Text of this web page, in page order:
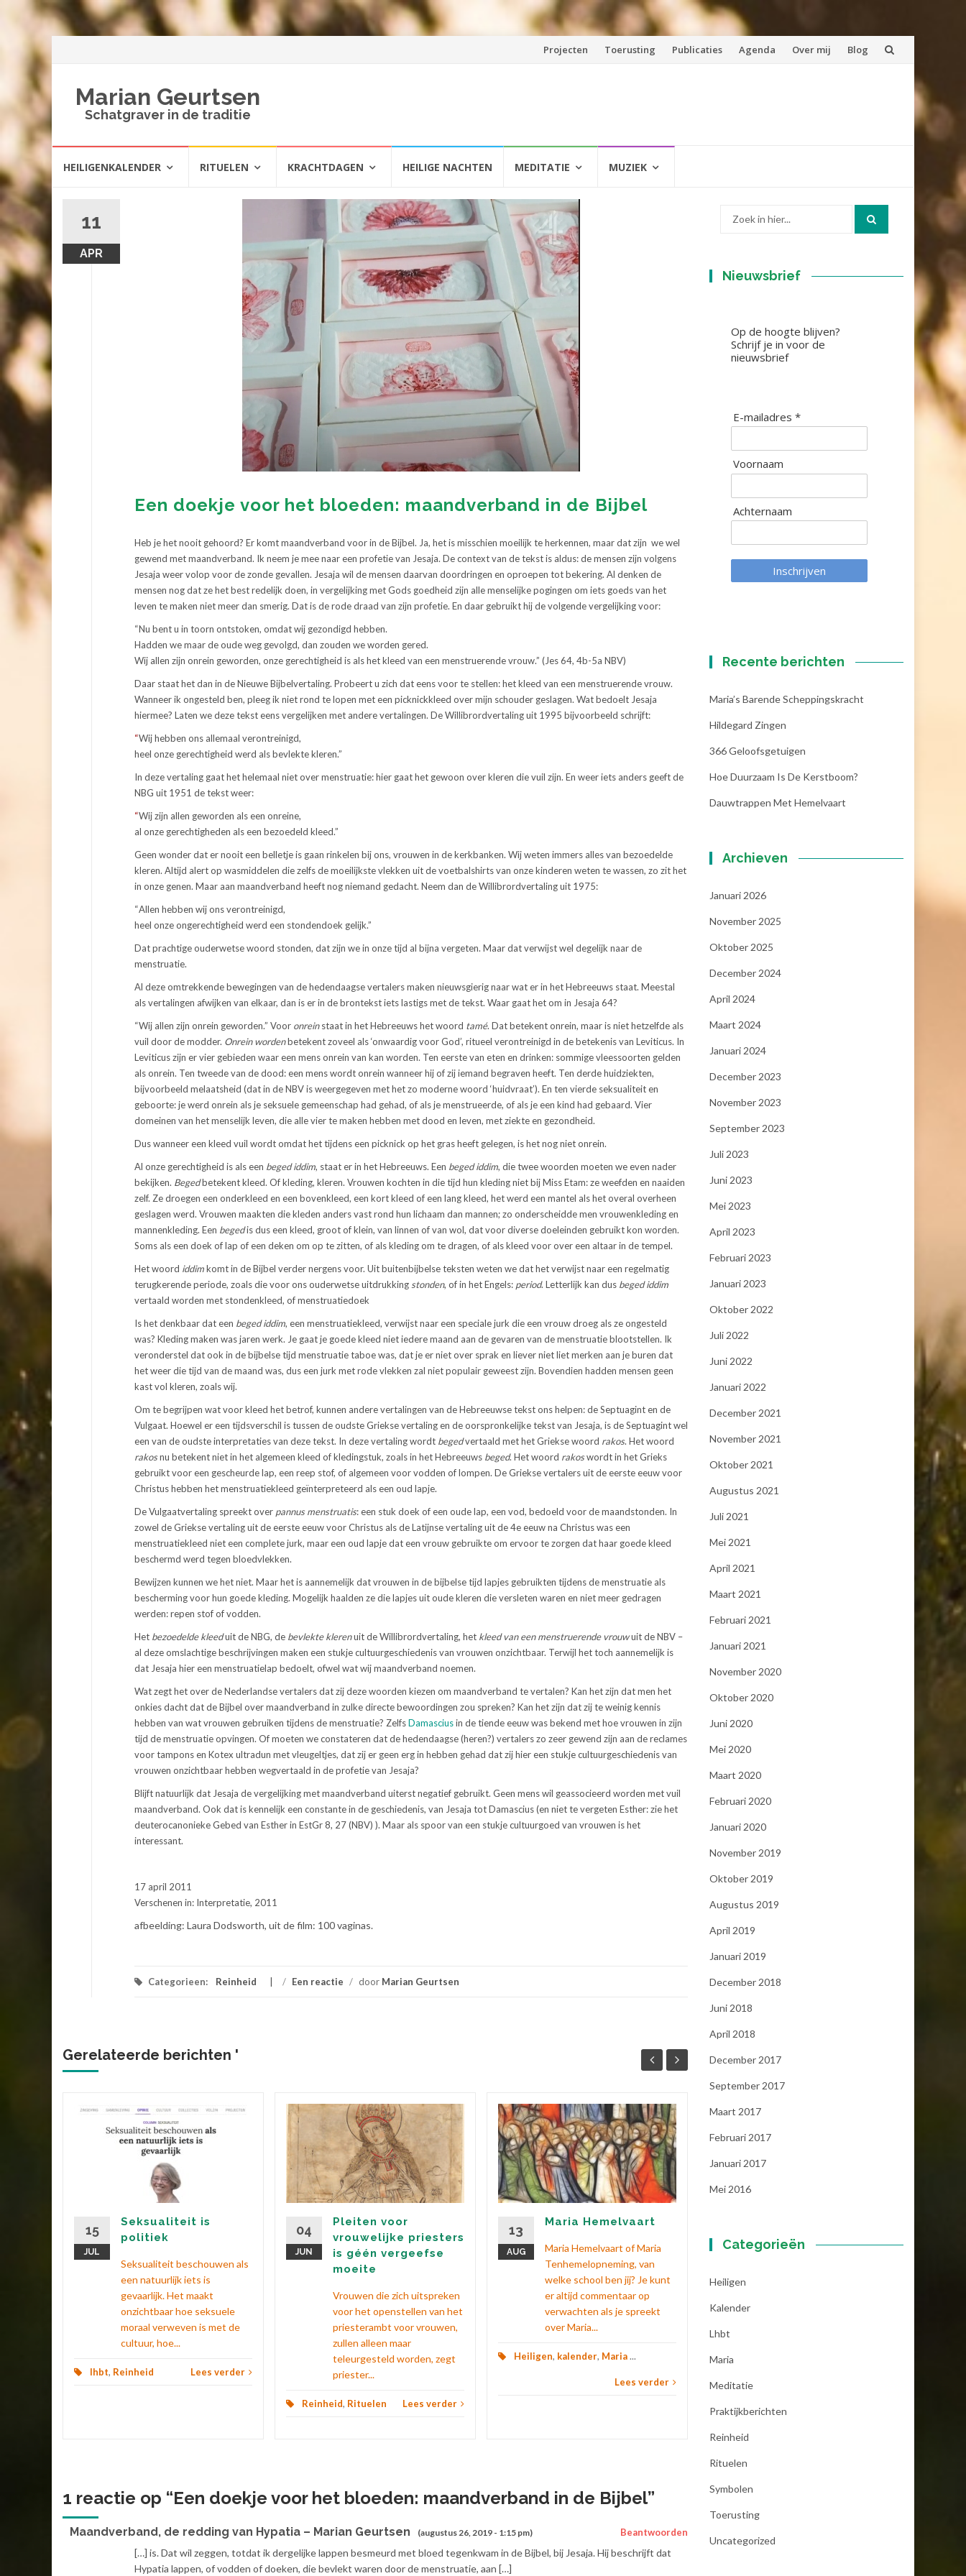
Spring
Projecten Toerusting Publicaties Agenda Over mij Blog
Marian Geurtsen
Schatgraver in de traditie
naarHEILIGENKALENDER RITUELEN KRACHTDAGEN HEILIGE NACHTEN MEDITATIE MUZIEK
11
APR
Een doekje voor het bloeden: maandverband in de Bijbel
Heb je het nooit gehoord? Er komt maandverband voor in de Bijbel. Ja, het is misschien moeilijk te herkennen, maar dat zijn we wel
gewend met maandverband. Ik neem je mee naar een profetie van Jesaja. De context van de tekst is aldus: de mensen zijn volgens
Jesaja weer volop voor de zonde gevallen. Jesaja wil de mensen daarvan doordringen en oproepen tot bekering. Al denken de
mensen nog dat ze het best redelijk doen, in vergelijking met Gods goedheid zijn alle menselijke pogingen om iets goeds van het
leven te maken niet meer dan smerig. Dat is de rode draad van zijn profetie. En daar gebruikt hij de volgende vergelijking voor:
“Nu bent u in toorn ontstoken, omdat wij gezondigd hebben.
Hadden we maar de oude weg gevolgd, dan zouden we worden gered.
Wij allen zijn onrein geworden, onze gerechtigheid is als het kleed van een menstruerende vrouw.” (Jes 64, 4b-5a NBV)
Daar staat het dan in de Nieuwe Bijbelvertaling. Probeert u zich dat eens voor te stellen: het kleed van een menstruerende vrouw.
Wanneer ik ongesteld ben, pleeg ik niet rond te lopen met een picknickkleed over mijn schouder geslagen. Wat bedoelt Jesaja
hiermee? Laten we deze tekst eens vergelijken met andere vertalingen. De Willibrordvertaling uit 1995 bijvoorbeeld schrijft:
“Wij hebben ons allemaal verontreinigd,
heel onze gerechtigheid werd als bevlekte kleren.”
In deze vertaling gaat het helemaal niet over menstruatie: hier gaat het gewoon over kleren die vuil zijn. En weer iets anders geeft de
NBG uit 1951 de tekst weer:
“Wij zijn allen geworden als een onreine,
al onze gerechtigheden als een bezoedeld kleed.”
Geen wonder dat er nooit een belletje is gaan rinkelen bij ons, vrouwen in de kerkbanken. Wij weten immers alles van bezoedelde
kleren. Altijd alert op wasmiddelen die zelfs de moeilijkste vlekken uit de voetbalshirts van onze kinderen weten te wassen, zo zit het
in onze genen. Maar aan maandverband heeft nog niemand gedacht. Neem dan de Willibrordvertaling uit 1975:
“Allen hebben wij ons verontreinigd,
heel onze ongerechtigheid werd een stondendoek gelijk.”
Dat prachtige ouderwetse woord stonden, dat zijn we in onze tijd al bijna vergeten. Maar dat verwijst wel degelijk naar de
menstruatie.
Al deze omtrekkende bewegingen van de hedendaagse vertalers maken nieuwsgierig naar wat er in het Hebreeuws staat. Meestal
als vertalingen afwijken van elkaar, dan is er in de brontekst iets lastigs met de tekst. Waar gaat het om in Jesaja 64?
“Wij allen zijn onrein geworden.” Voor onreinstaat in het Hebreeuws het woord tamé. Dat betekent onrein, maar is niet hetzelfde als
vuil door de modder. Onrein wordenbetekent zoveel als ‘onwaardig voor God’, ritueel verontreinigd in de betekenis van Leviticus. In
Leviticus zijn er vier gebieden waar een mens onrein van kan worden. Ten eerste van eten en drinken: sommige vleessoorten gelden
als onrein. Ten tweede van de dood: een mens wordt onrein wanneer hij of zij iemand begraven heeft. Ten derde huidziekten,
bijvoorbeeld melaatsheid (dat in de NBV is weergegeven met het zo moderne woord ‘huidvraat’). En ten vierde seksualiteit en
geboorte: je werd onrein als je seksuele gemeenschap had gehad, of als je menstrueerde, of als je een kind had gebaard. Vier
domeinen van het menselijk leven, die alle vier te maken hebben met dood en leven, met ziekte en gezondheid.
Dus wanneer een kleed vuil wordt omdat het tijdens een picknick op het gras heeft gelegen, is het nog niet onrein.
Al onze gerechtigheid is als een beged iddim, staat er in het Hebreeuws. Een beged iddim, die twee woorden moeten we even nader
bekijken. Begedbetekent kleed. Of kleding, kleren. Vrouwen kochten in die tijd hun kleding niet bij Miss Etam: ze weefden en naaiden
zelf. Ze droegen een onderkleed en een bovenkleed, een kort kleed of een lang kleed, het werd een mantel als het overal overheen
geslagen werd. Vrouwen maakten die kleden anders vast rond hun lichaam dan mannen; zo onderscheidde men vrouwenkleding en
mannenkleding. Een begedis dus een kleed, groot of klein, van linnen of van wol, dat voor diverse doeleinden gebruikt kon worden.
Soms als een doek of lap of een deken om op te zitten, of als kleding om te dragen, of als kleed voor over een altaar in de tempel.
Het woord iddimkomt in de Bijbel verder nergens voor. Uit buitenbijbelse teksten weten we dat het verwijst naar een regelmatig
terugkerende periode, zoals die voor ons ouderwetse uitdrukking stonden, of in het Engels: period. Letterlijk kan dus beged iddim
vertaald worden met stondenkleed, of menstruatiedoek
Is het denkbaar dat een beged iddim, een menstruatiekleed, verwijst naar een speciale jurk die een vrouw droeg als ze ongesteld
was? Kleding maken was jaren werk. Je gaat je goede kleed niet iedere maand aan de gevaren van de menstruatie blootstellen. Ik
veronderstel dat ook in de bijbelse tijd menstruatie taboe was, dat je er niet over sprak en liever niet liet merken aan je buren dat
het weer die tijd van de maand was, dus een jurk met rode vlekken zal niet populair geweest zijn. Bovendien hadden mensen geen
kast vol kleren, zoals wij.
Om te begrijpen wat voor kleed het betrof, kunnen andere vertalingen van de Hebreeuwse tekst ons helpen: de Septuagint en de
Vulgaat. Hoewel er een tijdsverschil is tussen de oudste Griekse vertaling en de oorspronkelijke tekst van Jesaja, is de Septuagint wel
een van de oudste interpretaties van deze tekst. In deze vertaling wordt begedvertaald met het Griekse woord rakos. Het woord
rakosnu betekent niet in het algemeen kleed of kledingstuk, zoals in het Hebreeuws beged. Het woord rakoswordt in het Grieks
gebruikt voor een gescheurde lap, een reep stof, of algemeen voor vodden of lompen. De Griekse vertalers uit de eerste eeuw voor
Christus hebben het menstruatiekleed geïnterpreteerd als een oud lapje.
De Vulgaatvertaling spreekt over pannus menstruatis: een stuk doek of een oude lap, een vod, bedoeld voor de maandstonden. In
zowel de Griekse vertaling uit de eerste eeuw voor Christus als de Latijnse vertaling uit de 4e eeuw na Christus was een
menstruatiekleed niet een complete jurk, maar een oud lapje dat een vrouw gebruikte om ervoor te zorgen dat haar goede kleed
beschermd werd tegen bloedvlekken.
Bewijzen kunnen we het niet. Maar het is aannemelijk dat vrouwen in de bijbelse tijd lapjes gebruikten tijdens de menstruatie als
bescherming voor hun goede kleding. Mogelijk haalden ze die lapjes uit oude kleren die versleten waren en niet meer gedragen
werden: repen stof of vodden.
Het bezoedelde kleeduit de NBG, de bevlekte klerenuit de Willibrordvertaling, het kleed van een menstruerende vrouwuit de NBV –
al deze omslachtige beschrijvingen maken een stukje cultuurgeschiedenis van vrouwen onzichtbaar. Terwijl het toch aannemelijk is
dat Jesaja hier een menstruatielap bedoelt, ofwel wat wij maandverband noemen.
Wat zegt het over de Nederlandse vertalers dat zij deze woorden kiezen om maandverband te vertalen? Kan het zijn dat men het
onkies dacht dat de Bijbel over maandverband in zulke directe bewoordingen zou spreken? Kan het zijn dat zij te weinig kennis
hebben van wat vrouwen gebruiken tijdens de menstruatie? ZelfsDamasciusin de tiende eeuw was bekend met hoe vrouwen in zijn
tijd de menstruatie opvingen. Of moeten we constateren dat de hedendaagse (heren?) vertalers zo zeer gewend zijn aan de reclames
voor tampons en Kotex ultradun met vleugeltjes, dat zij er geen erg in hebben gehad dat zij hier een stukje cultuurgeschiedenis van
vrouwen onzichtbaar hebben wegvertaald in de profetie van Jesaja?
Blijft natuurlijk dat Jesaja de vergelijking met maandverband uiterst negatief gebruikt. Geen mens wil geassocieerd worden met vuil
maandverband. Ook dat is kennelijk een constante in de geschiedenis, van Jesaja tot Damascius (en niet te vergeten Esther: zie het
deuterocanonieke Gebed van Esther in EstGr 8, 27 (NBV) ). Maar als spoor van een stukje cultuurgoed van vrouwen is het
interessant.
17 april 2011
Verschenen in: Interpretatie, 2011
afbeelding: Laura Dodsworth, uit de film: 100 vaginas.
Categorieen: Reinheid / Een reactie / door Marian Geurtsen
Gerelateerde berichten '
15
JUL
Seksualiteit is
politiek
Seksualiteit beschouwen als
een natuurlijk iets is
gevaarlijk. Het maakt
onzichtbaar hoe seksuele
moraal verweven is met de
cultuur, hoe...
lhbt, Reinheid Lees verder
04
JUN
Pleiten voor
vrouwelijke priesters
is géén vergeefse
moeite
Vrouwen die zich uitspreken
voor het openstellen van het
priesterambt voor vrouwen,
zullen alleen maar
teleurgesteld worden, zegt
priester...
Reinheid, Rituelen Lees verder
13
AUG
Maria Hemelvaart
Maria Hemelvaart of Maria
Tenhemelopneming, van
welke school ben jij? Je kunt
er altijd commentaar op
verwachten als je spreekt
over Maria...
Heiligen, kalender, Maria...
Lees verder
17
uitnodiging
Ieder jaar opnieuw begin ik
1 reactie op “Een doekje voor het bloeden: maandverband in de Bijbel”
Maandverband, de redding van Hypatia – Marian Geurtsen (augustus 26, 2019 - 1:15 pm) Beantwoorden
[…] is. Dat wil zeggen, totdat ik dergelijke lappen besmeurd met bloed tegenkwam in de Bijbel, bij Jesaja. Hij beschrijft dat
Hypatia lappen, of vodden of doeken, die bevlekt waren door de menstruatie, aan […]
Nieuwsbrief
Op de hoogte blijven?
Schrijf je in voor de
nieuwsbrief
E-mailadres *
Voornaam
Achternaam
Inschrijven
Recente berichten
Maria’s Barende Scheppingskracht
Hildegard Zingen
366 Geloofsgetuigen
Hoe Duurzaam Is De Kerstboom?
Dauwtrappen Met Hemelvaart
Archieven
Januari 2026
November 2025
Oktober 2025
December 2024
April 2024
Maart 2024
Januari 2024
December 2023
November 2023
September 2023
Juli 2023
Juni 2023
Mei 2023
April 2023
Februari 2023
Januari 2023
Oktober 2022
Juli 2022
Juni 2022
Januari 2022
December 2021
November 2021
Oktober 2021
Augustus 2021
Juli 2021
Mei 2021
April 2021
Maart 2021
Februari 2021
Januari 2021
November 2020
Oktober 2020
Juni 2020
Mei 2020
Maart 2020
Februari 2020
Januari 2020
November 2019
Oktober 2019
Augustus 2019
April 2019
Januari 2019
December 2018
Juni 2018
April 2018
December 2017
September 2017
Maart 2017
Februari 2017
Januari 2017
Mei 2016
Categorieën
Heiligen
Kalender
Lhbt
Maria
Meditatie
Praktijkberichten
Reinheid
Rituelen
Symbolen
Toerusting
Uncategorized